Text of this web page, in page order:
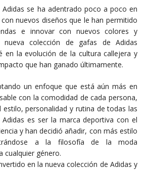
se ha adentrado poco a poco en
nuevos diseños que le han permitido
e innovar con nuevos colores y
nueva colección de gafas de Adidas
en la evolución de la cultura callejera y
que han ganado últimamente.
un enfoque que está aún más en
con la comodidad de cada persona,
estilo, personalidad y rutina de todas las
es ser la marca deportiva con el
y han decidió añadir, con más estilo
a la filosofía de la moda
cualquier género.
en la nueva colección de Adidas y